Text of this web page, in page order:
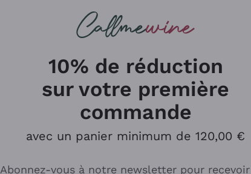
Explorer le catalogue
10% de réduction
sur votre première
commande
avec un panier minimum de 120,00 €
Abonnez-vous à notre newsletter pour